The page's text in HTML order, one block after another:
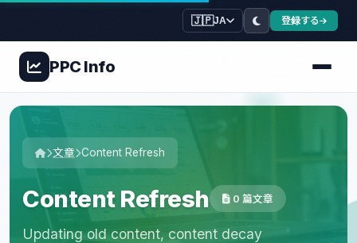
🇯🇵JA 登録する
PPCInfo
文章 Content Refresh
Content Refresh 0 篇文章
Updating old content, content decay